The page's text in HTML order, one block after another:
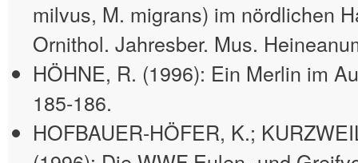
milvus, M. migrans) im nördlichen
Ornithol. Jahresber. Mus.
HÖHNE, R. (1996): Ein Merlin im
185-186.
HOFBAUER-HÖFER, K.;